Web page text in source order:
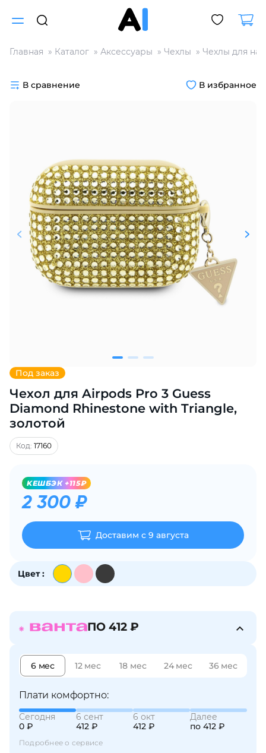
Главная Каталог Аксессуары Чехлы Чехлы для
Под заказ
Чехол для Airpods Pro 3 Guess
Diamond Rhinestone with Triangle,
золотой
Код: 17160
KЕШБЭК +115₽
2 300 ₽
Доставим с 9 августа
В сравнение В избранное
Цвет :
ПО 412 ₽
6 мес 12 мес 18 мес 24 мес 36 мес
Плати комфортно:
Сегодня
0 ₽
6 сент
412 ₽
6 окт
412 ₽
Далее
по 412 ₽
Подробнее о сервисе
Разбейте
График платежей
Сегодня
25 %
Добавляйте товары
% картой любого банка
Получайте товар
выбранный способом
Оставшиеся
по25%каждые 2 недели
Подробнее
об оплате Плайтом
недели
8 800 302-02-51